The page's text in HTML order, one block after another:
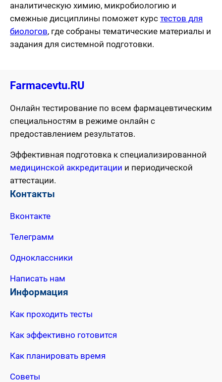
аналитическую химию, микробиологию и
смежные дисциплины поможет курс тестов для
биологов, где собраны тематические материалы и
задания для системной подготовки.
Farmacevtu.RU
Онлайн тестирование по всем фармацевтическим
специальностям в режиме онлайн с
предоставлением результатов.
Эффективная подготовка к специализированной
медицинской аккредитации и периодической
аттестации.
Контакты
Вконтакте
Телеграмм
Одноклассники
Написать нам
Информация
Как проходить тесты
Как эффективно готовится
Как планировать время
Советы